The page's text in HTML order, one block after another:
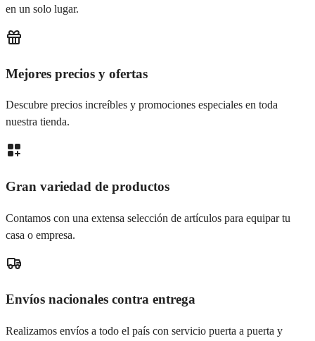
en un solo lugar.
Mejores precios y ofertas
Descubre precios increíbles y promociones especiales en toda
nuestra tienda.
Gran variedad de productos
Contamos con una extensa selección de artículos para equipar tu
casa o empresa.
Envíos nacionales contra entrega
Realizamos envíos a todo el país con servicio puerta a puerta y